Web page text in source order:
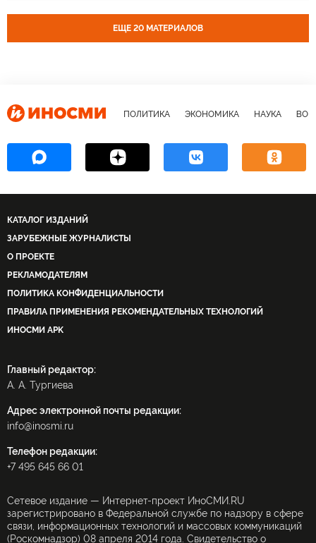
ЕЩЕ 20 МАТЕРИАЛОВ
ПОЛИТИКА ЭКОНОМИКА НАУКА
КАТАЛОГ ИЗДАНИЙ
ЗАРУБЕЖНЫЕ ЖУРНАЛИСТЫ
О ПРОЕКТЕ
РЕКЛАМОДАТЕЛЯМ
ПОЛИТИКА КОНФИДЕНЦИАЛЬНОСТИ
ПРАВИЛА ПРИМЕНЕНИЯ РЕКОМЕНДАТЕЛЬНЫХ ТЕХНОЛОГИЙ
ИНОСМИ APK
Главный редактор:
А. А. Тургиева
Адрес электронной почты редакции:
info@inosmi.ru
Телефон редакции:
+7 495 645 66 01
Сетевое издание — Интернет-проект ИноСМИ.RU
зарегистрировано в Федеральной службе по надзору в сфере
связи, информационных технологий и массовых коммуникаций
(Роскомнадзор) 08 апреля 2014 года. Свидетельство о